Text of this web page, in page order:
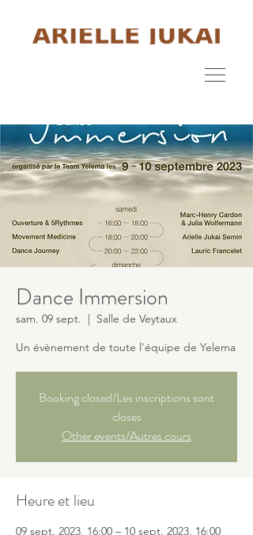
Dance Immersion
sam. 09 sept.
  |
Salle de Veytaux
Un évènement de toute l'équipe de Yelema
Booking closed/Les inscriptions sont
closes
Other events/Autres cours
Heure et lieu
09 sept. 2023, 16:00 – 10 sept. 2023, 16:00